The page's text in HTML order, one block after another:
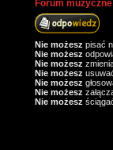
Forum
Nie możesz pisać
Nie możesz
Nie możesz
Nie możesz
Nie możesz
Nie możesz
Nie możesz